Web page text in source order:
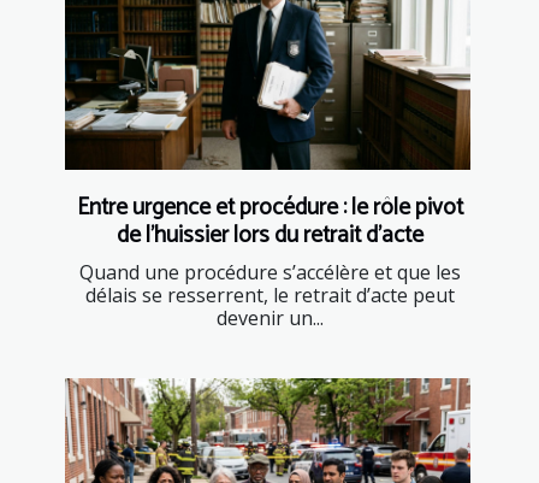
Entre urgence et procédure : le rôle pivot
de l’huissier lors du retrait d’acte
Quand une procédure s’accélère et que les
délais se resserrent, le retrait d’acte peut
devenir un...